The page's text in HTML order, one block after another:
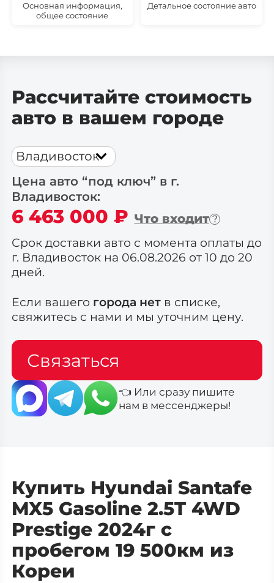
Основная информация,
общее состояние
Детальное состояние авто
Рассчитайте стоимость
авто в вашем городе
Владивосток
Цена авто “под ключ” в г.
Владивосток:
6 463 000 ₽ Что входит
Срок доставки авто с момента оплаты до
г. Владивосток на 06.08.2026 от 10 до 20
дней.
Если вашего города нетв списке,
свяжитесь с нами и мы уточним цену.
Связаться
👈 Или сразу пишите
нам в мессенджеры!
Купить Hyundai Santafe
MX5 Gasoline 2.5T 4WD
Prestige 2024г с
пробегом 19 500км из
Кореи